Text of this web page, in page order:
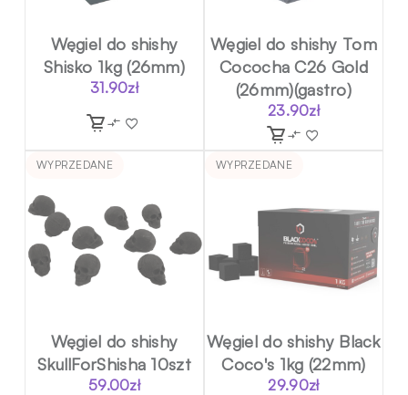
Węgiel do shishy
Shisko 1kg (26mm)
31.90zł
Węgiel do shishy Tom
Cococha C26 Gold
(26mm)(gastro)
23.90zł
WYPRZEDANE
Węgiel do shishy
SkullForShisha 10szt
59.00zł
WYPRZEDANE
Węgiel do shishy Black
Coco's 1kg (22mm)
29.90zł